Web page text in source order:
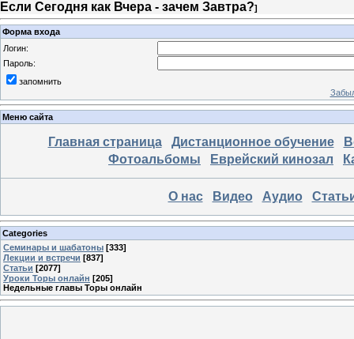
Если Сегодня как Вчера - зачем Завтра?]
Форма входа
Логин:
Пароль:
запомнить
Меню сайта
Главная страница Дистанционное обучение
Фотоальбомы
Еврейский кинозал
О нас Видео Аудио
Categories
Семинары и шабатоны [333]
Лекции и встречи [837]
Статьи [2077]
Уроки Торы онлайн [205]
Недельные главы Торы онлайн